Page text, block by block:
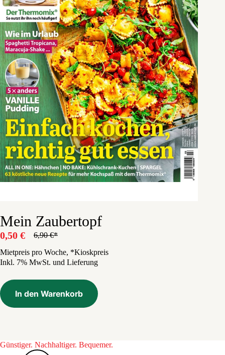
Mein Zaubertopf
6,90€
Ursprünglicher
Preis
war:
0,50 €
Aktueller
Preis
ist:
Mietpreis pro Woche, *Kioskpreis
Inkl. 7% MwSt. und Lieferung
In den Warenkorb
Günstiger. Nachhaltiger. Bequemer.